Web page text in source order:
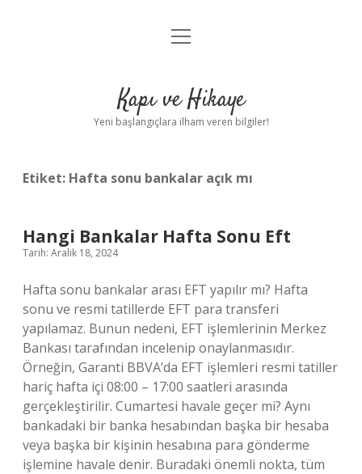
Anasayfa
Yasal Uyarı
menüyü
Kapı ve Hikaye
Yeni başlangıçlara ilham veren bilgiler!
Etiket: Hafta sonu bankalar açık mı
Hangi Bankalar Hafta Sonu Eft
Tarih: Aralık 18, 2024
Hafta sonu bankalar arası EFT yapılır mı? Hafta
sonu ve resmi tatillerde EFT para transferi
yapılamaz. Bunun nedeni, EFT işlemlerinin Merkez
Bankası tarafından incelenip onaylanmasıdır.
Örneğin, Garanti BBVA’da EFT işlemleri resmi tatiller
hariç hafta içi 08:00 – 17:00 saatleri arasında
gerçekleştirilir. Cumartesi havale geçer mi? Aynı
bankadaki bir banka hesabından başka bir hesaba
veya başka bir kişinin hesabına para gönderme
işlemine havale denir. Buradaki önemli nokta, tüm